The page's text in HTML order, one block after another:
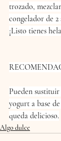
trozado,
congelador de 2
¡Listo tienes
Pueden
yogurt a base
queda delicioso.
Algo dulce